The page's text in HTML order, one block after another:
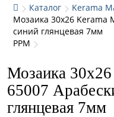
Каталог Kerama
Мозаика 30x26 Kerama
синий глянцевая 7мм
PPM
Мозаика
65007
глянцевая 7мм